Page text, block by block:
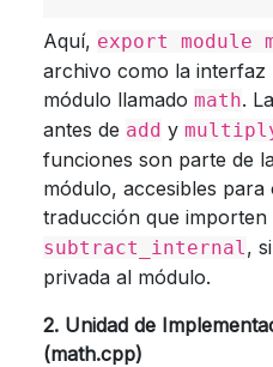
Aquí, export module
archivo como la
módulo llamado math.
antes de add y
funciones son parte de
módulo, accesibles para
traducción que importen
subtract_internal,
privada al módulo.
2. Unidad de
(math.cpp)